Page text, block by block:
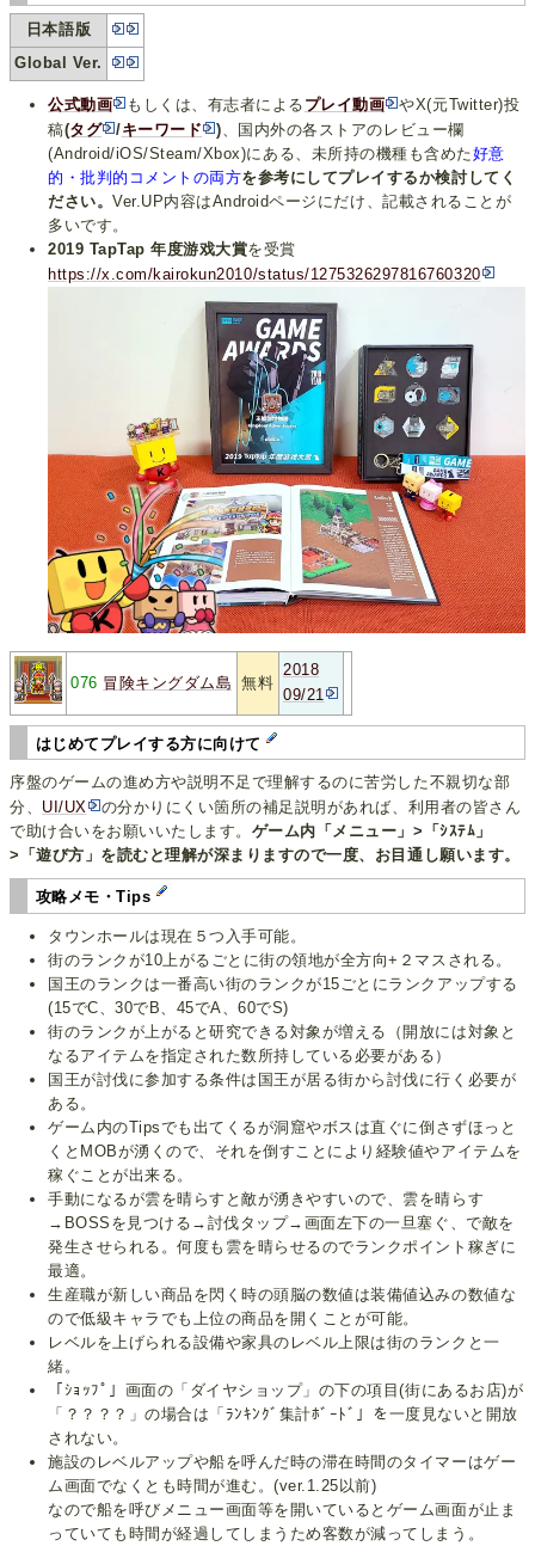
日本語版
Global Ver.
公式動画 もしくは、有志者による プレイ動画
やX(元Twitter)投
稿(タグ /キーワード )、国内外の各ストアのレビュー欄
(Android/iOS/Steam/Xbox)にある、未所持の機種も含めた好意
的・批判的コメントの両方を参考にしてプレイするか検討してく
ださい。Ver.UP内容はAndroidページにだけ、記載されることが
多いです。
2019 TapTap 年度游戏大賞を受賞
https://x.com/kairokun2010/status/1275326297816760320
076 冒険キングダム島 無料
2018
09/21
はじめてプレイする方に向けて
序盤のゲームの進め方や説明不足で理解するのに苦労した不親切な部
分、 UI/UX
の分かりにくい箇所の補足説明があれば、利用者の皆さん
で助け合いをお願いいたします。 ゲーム内「メニュー」>「ｼｽﾃﾑ」
>「遊び方」を読むと理解が深まりますので一度、お目通し願います。
攻略メモ・Tips
タウンホールは現在５つ入手可能。
街のランクが10上がるごとに街の領地が全方向+２マスされる。
国王のランクは一番高い街のランクが15ごとにランクアップする
(15でC、30でB、45でA、60でS)
街のランクが上がると研究できる対象が増える（開放には対象と
なるアイテムを指定された数所持している必要がある）
国王が討伐に参加する条件は国王が居る街から討伐に行く必要が
ある。
ゲーム内のTipsでも出てくるが洞窟やボスは直ぐに倒さずほっと
くとMOBが湧くので、それを倒すことにより経験値やアイテムを
稼ぐことが出来る。
手動になるが雲を晴らすと敵が湧きやすいので、雲を晴らす
→BOSSを見つける→討伐タップ→画面左下の一旦塞ぐ、で敵を
発生させられる。何度も雲を晴らせるのでランクポイント稼ぎに
最適。
生産職が新しい商品を閃く時の頭脳の数値は装備値込みの数値な
ので低級キャラでも上位の商品を開くことが可能。
レベルを上げられる設備や家具のレベル上限は街のランクと一
緒。
「ｼｮｯﾌﾟ」画面の「ダイヤショップ」の下の項目(街にあるお店)が
「？？？？」の場合は「ﾗﾝｷﾝｸﾞ集計ﾎﾞｰﾄﾞ」を一度見ないと開放
されない。
施設のレベルアップや船を呼んだ時の滞在時間のタイマーはゲー
ム画面でなくとも時間が進む。(ver.1.25以前)
なので船を呼びメニュー画面等を開いているとゲーム画面が止ま
っていても時間が経過してしまうため客数が減ってしまう。